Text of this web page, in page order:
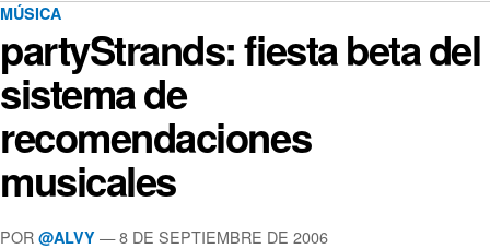
MÚSICA
partyStrands: fiesta beta del
sistema de
recomendaciones
musicales
POR @ALVY — 8 DE SEPTIEMBRE DE 2006